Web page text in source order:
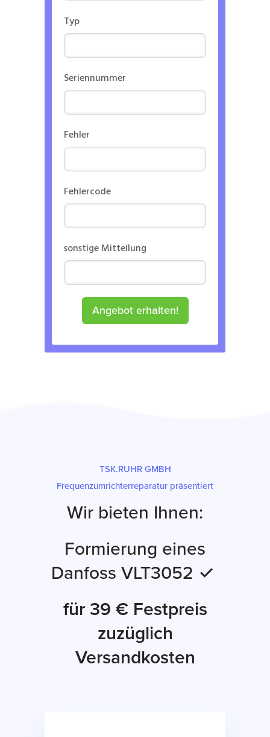
Typ
Seriennummer
Fehler
Fehlercode
sonstige Mitteilung
Angebot erhalten!
TSK.RUHR GMBH
Frequenzumrichterreparatur präsentiert
Wir bieten Ihnen:
Formierung eines
Danfoss VLT3052 ✓
für 39 € Festpreis
zuzüglich
Versandkosten